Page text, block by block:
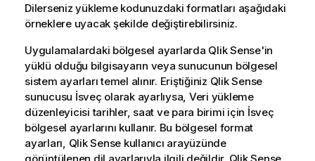
Dilerseniz yükleme kodunuzdaki formatları aşağıdaki
örneklere uyacak şekilde değiştirebilirsiniz.
Uygulamalardaki bölgesel ayarlarda Qlik Sense'in
yüklü olduğu bilgisayarın veya sunucunun bölgesel
sistem ayarları temel alınır. Eriştiğiniz Qlik Sense
sunucusu İsveç olarak ayarlıysa, Veri yükleme
düzenleyicisi tarihler, saat ve para birimi için İsveç
bölgesel ayarlarını kullanır. Bu bölgesel format
ayarları, Qlik Sense kullanıcı arayüzünde